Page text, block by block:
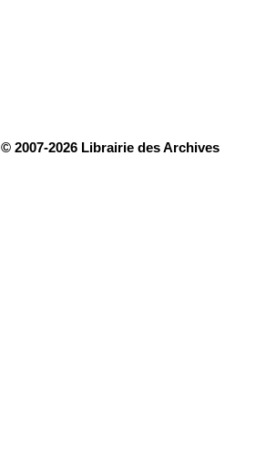
© 2007-2026 Librairie des Archives